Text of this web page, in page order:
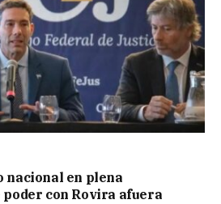
nacional en plena
con Rovira afuera